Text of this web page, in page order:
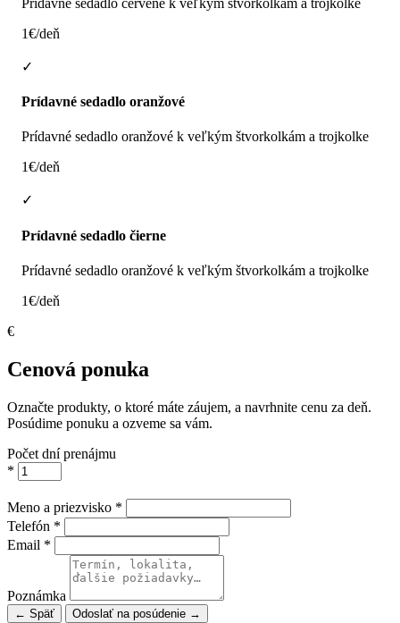
1€/deň
✓
Prídavné sedadlo oranžové
Prídavné sedadlo oranžové k veľkým štvorkolkám a trojkolke
1€/deň
✓
Prídavné sedadlo čierne
Prídavné sedadlo oranžové k veľkým štvorkolkám a trojkolke
1€/deň
€
Cenová ponuka
Označte produkty, o ktoré máte záujem, a navrhnite cenu za deň.
Posúdime ponuku a ozveme sa vám.
Počet dní prenájmu
*
Meno a priezvisko *
Telefón *
Email *
Poznámka
← Späť Odoslať na posúdenie →